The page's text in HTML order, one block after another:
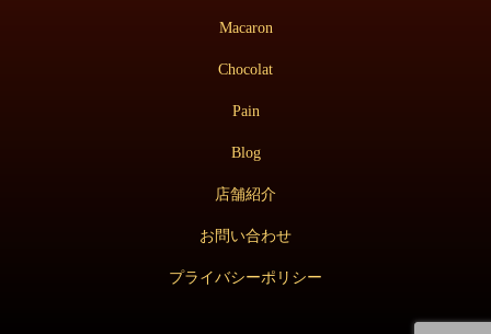
Macaron
Chocolat
Pain
Blog
店舗紹介
お問い合わせ
プライバシーポリシー